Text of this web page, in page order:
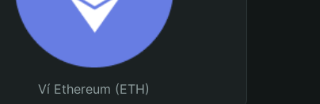
Ví Ethereum (ETH)